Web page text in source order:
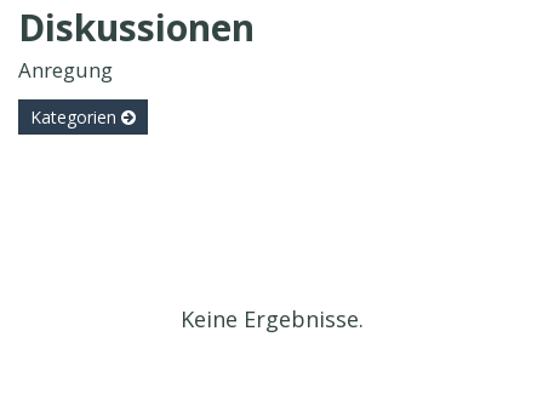
Diskussionen
Anregung
Kategorien
Keine Ergebnisse.